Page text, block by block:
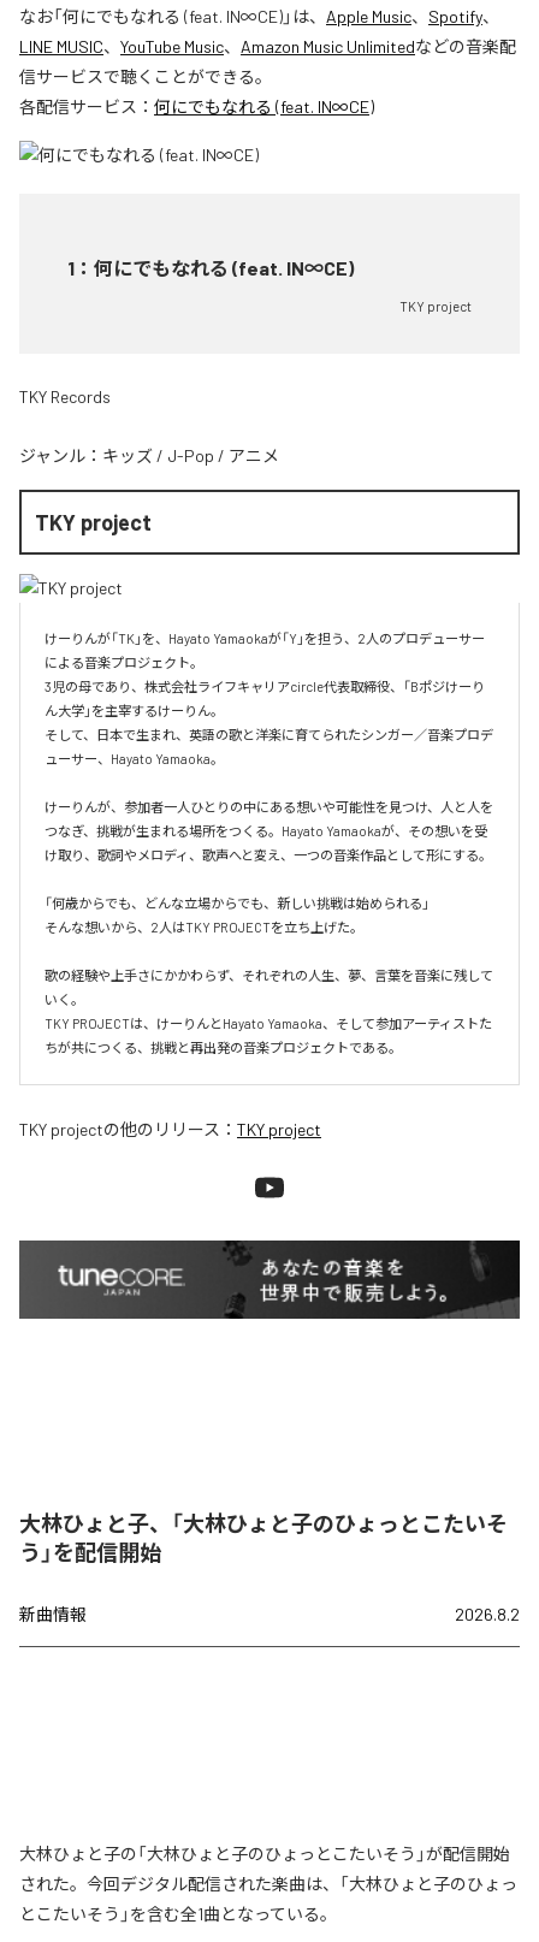
なお「何にでもなれる (feat. IN∞CE)」は、 Apple Music、 Spotify、
LINE MUSIC、 YouTube Music、 Amazon Music Unlimitedなどの音楽配
信サービスで聴くことができる。
各配信サービス： 何にでもなれる (feat. IN∞CE)
1 ： 何にでもなれる (feat. IN∞CE)
TKY project
TKY Records
ジャンル： キッズ / J-Pop / アニメ
TKY project
けーりんが「TK」を、Hayato Yamaokaが「Y」を担う、2人のプロデューサー
による音楽プロジェクト。
3児の母であり、株式会社ライフキャリアcircle代表取締役、「Bポジけーり
ん大学」を主宰するけーりん。
そして、日本で生まれ、英語の歌と洋楽に育てられたシンガー／音楽プロデ
ューサー、Hayato Yamaoka。
けーりんが、参加者一人ひとりの中にある想いや可能性を見つけ、人と人を
つなぎ、挑戦が生まれる場所をつくる。Hayato Yamaokaが、その想いを受
け取り、歌詞やメロディ、歌声へと変え、一つの音楽作品として形にする。
「何歳からでも、どんな立場からでも、新しい挑戦は始められる」
そんな想いから、2人はTKY PROJECTを立ち上げた。
歌の経験や上手さにかかわらず、それぞれの人生、夢、言葉を音楽に残して
いく。
TKY PROJECTは、けーりんとHayato Yamaoka、そして参加アーティストた
ちが共につくる、挑戦と再出発の音楽プロジェクトである。
TKY projectの他のリリース： TKY project
大林ひょと子、「大林ひょと子のひょっとこたいそ
う」を配信開始
新曲情報 2026.8.2
大林ひょと子の「大林ひょと子のひょっとこたいそう」が配信開始
された。今回デジタル配信された楽曲は、「大林ひょと子のひょっ
とこたいそう」を含む全1曲となっている。